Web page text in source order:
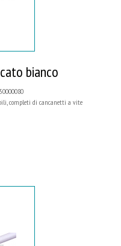
bianco
completi di cancanetti a vite